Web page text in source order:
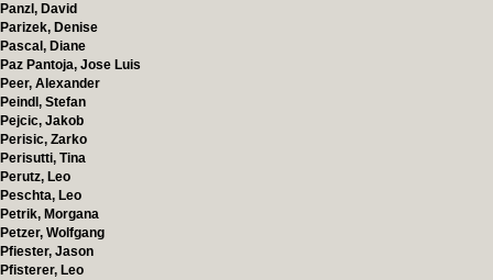
Panzl, David
Parizek, Denise
Pascal, Diane
Paz Pantoja, Jose Luis
Peer, Alexander
Peindl, Stefan
Pejcic, Jakob
Perisic, Zarko
Perisutti, Tina
Perutz, Leo
Peschta, Leo
Petrik, Morgana
Petzer, Wolfgang
Pfiester, Jason
Pfisterer, Leo